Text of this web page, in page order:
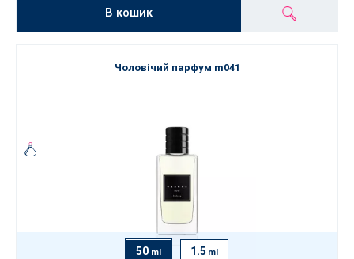
В кошик
Чоловічий парфум m041
50 ml 1.5 ml